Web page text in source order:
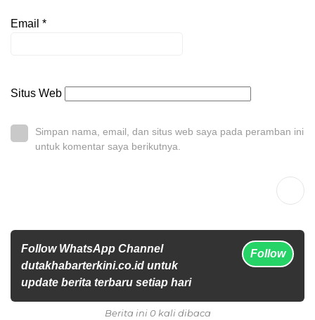
Email *
Situs Web
Simpan nama, email, dan situs web saya pada peramban ini
untuk komentar saya berikutnya.
Follow WhatsApp Channel
dutakhabarterkini.co.id untuk
update berita terbaru setiap hari
Follow
Berita ini 0 kali dibaca